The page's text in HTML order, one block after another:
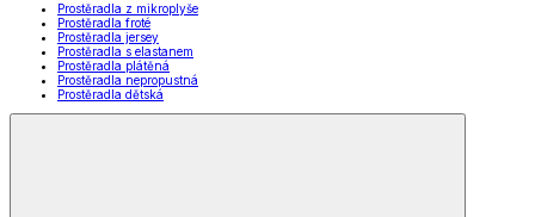
Prostěradla z mikroplyše
Prostěradla froté
Prostěradla jersey
Prostěradla s elastanem
Prostěradla plátěná
Prostěradla nepropustná
Prostěradla dětská